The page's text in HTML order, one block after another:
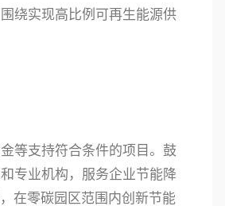
绕实现高比例可再生能源供
等支持符合条件的项目。鼓
专业机构，服务企业节能降
在零碳园区范围内创新节能